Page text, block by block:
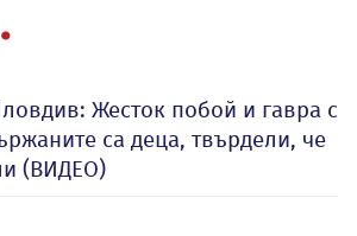
Жесток побой и гавра с
са деца, твърдели, че
(ВИДЕО)